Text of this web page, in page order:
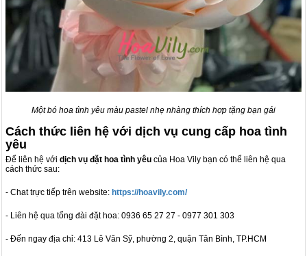
Một bó hoa tình yêu màu pastel nhẹ nhàng thích hợp tặng bạn gái
Cách thức liên hệ với dịch vụ cung cấp hoa tình
yêu
Để liên hệ với dịch vụ đặt hoa tình yêu của Hoa Vily bạn có thể liên hệ qua
cách thức sau:
- Chat trực tiếp trên website: https://hoavily.com/
- Liên hệ qua tổng đài đặt hoa: 0936 65 27 27 - 0977 301 303
- Đến ngay địa chỉ: 413 Lê Văn Sỹ, phường 2, quận Tân Bình, TP.HCM